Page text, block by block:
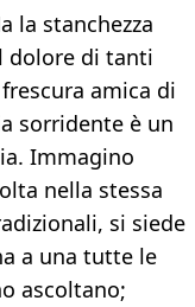
la stanchezza
dolore di tanti
amica di
sorridente è un
Immagino
nella stessa
si siede
a una tutte le
ascoltano;